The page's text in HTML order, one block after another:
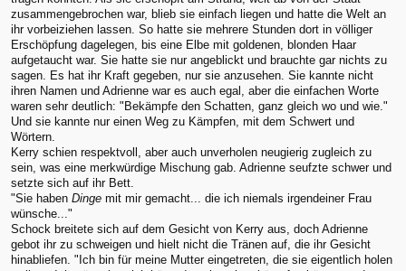
zusammengebrochen war, blieb sie einfach liegen und hatte die Welt an
ihr vorbeiziehen lassen. So hatte sie mehrere Stunden dort in völliger
Erschöpfung dagelegen, bis eine Elbe mit goldenen, blonden Haar
aufgetaucht war. Sie hatte sie nur angeblickt und brauchte gar nichts zu
sagen. Es hat ihr Kraft gegeben, nur sie anzusehen. Sie kannte nicht
ihren Namen und Adrienne war es auch egal, aber die einfachen Worte
waren sehr deutlich: "Bekämpfe den Schatten, ganz gleich wo und wie."
Und sie kannte nur einen Weg zu Kämpfen, mit dem Schwert und
Wörtern.
Kerry schien respektvoll, aber auch unverholen neugierig zugleich zu
sein, was eine merkwürdige Mischung gab. Adrienne seufzte schwer und
setzte sich auf ihr Bett.
"Sie haben Dinge mit mir gemacht... die ich niemals irgendeiner Frau
wünsche..."
Schock breitete sich auf dem Gesicht von Kerry aus, doch Adrienne
gebot ihr zu schweigen und hielt nicht die Tränen auf, die ihr Gesicht
hinabliefen. "Ich bin für meine Mutter eingetreten, die sie eigentlich holen